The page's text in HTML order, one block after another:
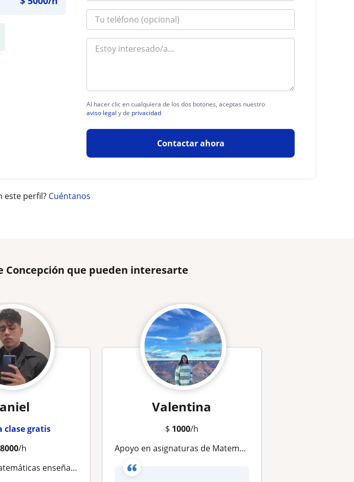
Al hacer clic en cualquiera de los dos botones, aceptas nuestro
aviso legal y de privacidad
Contactar ahora
este perfil? Cuéntanos
Concepción que pueden interesarte
clase gratis
8000/h
enseñanza básica y media
Valentina
$ 1000/h
Apoyo en asignaturas de Matematicas, lenguaje e ingles desde 1ero a 8vo basico